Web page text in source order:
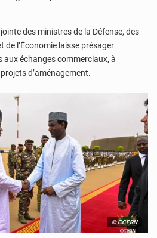
des ministres de la Défense, des
l’Économie laisse présager
aux échanges commerciaux, à
d’aménagement.
© CCPRN